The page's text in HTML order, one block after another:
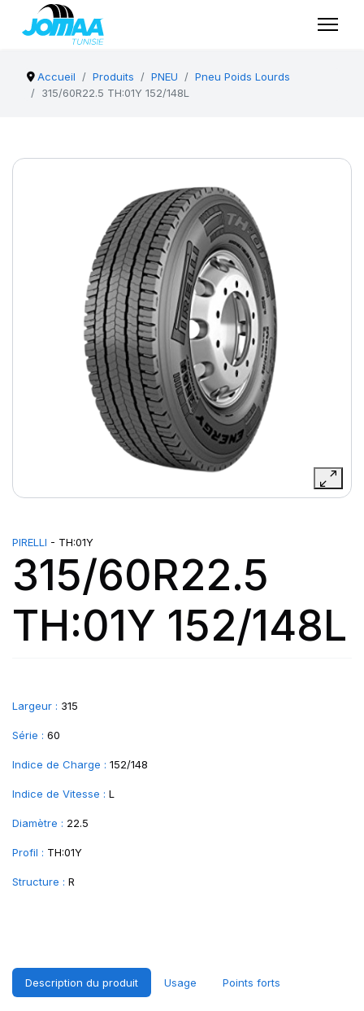
Accueil Produits PNEU
Pneu Poids Lourds
315/60R22.5 TH:01Y 152/148L
PIRELLI - TH:01Y
315/60R22.5
TH:01Y 152/148L
Largeur : 315
Série : 60
Indice de Charge : 152/148
Indice de Vitesse : L
Diamètre : 22.5
Profil : TH:01Y
Structure : R
Description du produit Usage Points forts